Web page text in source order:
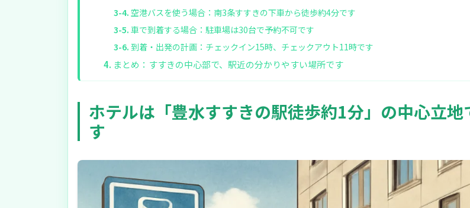
空港バスを使う場合：南3条すすきの下車から徒歩約4分です
車で到着する場合：駐車場は30台で予約不可です
到着・出発の計画：チェックイン15時、チェックアウト11時です
まとめ：すすきの中心部で、駅近の分かりやすい場所です
ホテルは「豊水すすきの駅徒歩約1分」の中心立地
す